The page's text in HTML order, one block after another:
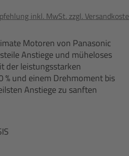
inkl. MwSt. zzgl.
Motoren von Panasonic
Anstiege und müheloses
der leistungsstarken
% und einem Drehmoment bis
Anstiege zu sanften